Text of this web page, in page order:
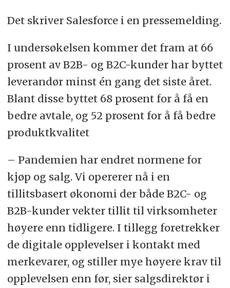
Det skriver Salesforce i en pressemelding.
I undersøkelsen kommer det fram at 66
prosent av B2B- og B2C-kunder har byttet
leverandør minst én gang det siste året.
Blant disse byttet 68 prosent for å få en
bedre avtale, og 52 prosent for å få bedre
produktkvalitet
– Pandemien har endret normene for
kjøp og salg. Vi opererer nå i en
tillitsbasert økonomi der både B2C- og
B2B-kunder vekter tillit til virksomheter
høyere enn tidligere. I tillegg foretrekker
de digitale opplevelser i kontakt med
merkevarer, og stiller mye høyere krav til
opplevelsen enn før, sier salgsdirektør i